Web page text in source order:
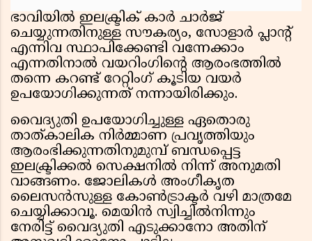
ഭാവിയിൽ ഇലക്ട്രിക് കാർ ചാർജ്
ചെയ്യുന്നതിനുള്ള സൗകര്യം, സോളാർ പ്ലാന്റ്
എന്നിവ സ്ഥാപിക്കേണ്ടി വന്നേക്കാം
എന്നതിനാൽ വയറിംഗിന്റെ ആരംഭത്തിൽ
തന്നെ കറണ്ട് റേറ്റിംഗ് കൂടിയ വയർ
ഉപയോഗിക്കുന്നത് നന്നായിരിക്കും.
വൈദ്യുതി ഉപയോഗിച്ചുള്ള ഏതൊരു
താത്കാലിക നിർമ്മാണ പ്രവൃത്തിയും
ആരംഭിക്കുന്നതിനുമുമ്പ് ബന്ധപ്പെട്ട
ഇലക്ട്രിക്കൽ സെക്ഷനിൽ നിന്ന് അനുമതി
വാങ്ങണം. ജോലികൾ അംഗീകൃത
ലൈസൻസുള്ള കോൺട്രാക്ടർ വഴി മാത്രമേ
ചെയ്യിക്കാവൂ. മെയിൻ സ്വിച്ചിൽനിന്നും
നേരിട്ട് വൈദ്യുതി എടുക്കാനോ അതിന്